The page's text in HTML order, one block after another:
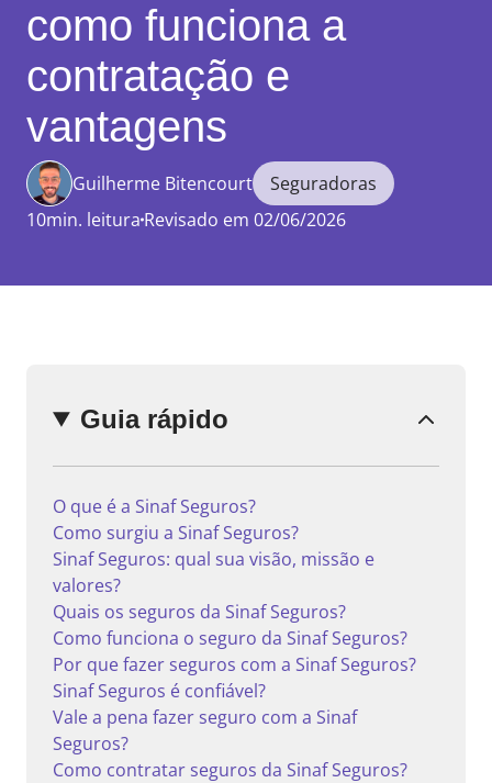
como funciona a
contratação e
vantagens
Guilherme Bitencourt
Seguradoras
10min. leitura Revisado em 02/06/2026
Guia rápido
O que é a Sinaf Seguros?
Como surgiu a Sinaf Seguros?
Sinaf Seguros: qual sua visão, missão e
valores?
Quais os seguros da Sinaf Seguros?
Como funciona o seguro da Sinaf Seguros?
Por que fazer seguros com a Sinaf Seguros?
Sinaf Seguros é confiável?
Vale a pena fazer seguro com a Sinaf
Seguros?
Como contratar seguros da Sinaf Seguros?